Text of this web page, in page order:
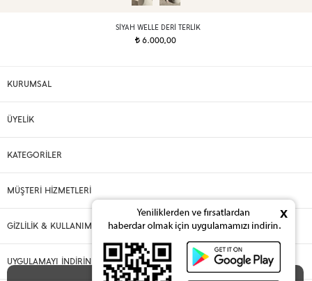
SIYAH WELLE DERI TERLIK
t6.000,00
KURUMSAL
ÜYELİK
KATEGORİLER
MÜŞTERİ HİZMETLERİ
GİZLİLİK & KULLANIM
UYGULAMAYI İNDİRİN
x